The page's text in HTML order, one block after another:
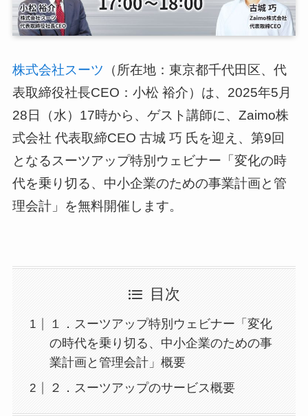
スーツアップを無料ではじめる▶
サービス概要資料はこちら
株式会社スーツ （所在地：東京都千代田区、代
表取締役社長CEO：小松 裕介）は、2025年5月
28日（水）17時から、ゲスト講師に、Zaimo株
式会社 代表取締CEO 古城 巧 氏を迎え、第9回
となるスーツアップ特別ウェビナー「変化の時
代を乗り切る、中小企業のための事業計画と管
理会計」を無料開催します。
目次
１．スーツアップ特別ウェビナー「変化
の時代を乗り切る、中小企業のための事
業計画と管理会計」概要
２．スーツアップのサービス概要